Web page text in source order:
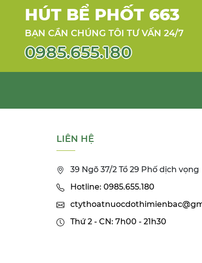
HÚT BỂ PHỐT 663
BẠN CẦN CHÚNG TÔI TƯ VẤN 24/7
0985.655.180
LIÊN HỆ
39 Ngõ 37/2 Tổ 29 Phố dịch vọng
Hotline: 0985.655.180
Thứ 2 - CN: 7h00 - 21h30